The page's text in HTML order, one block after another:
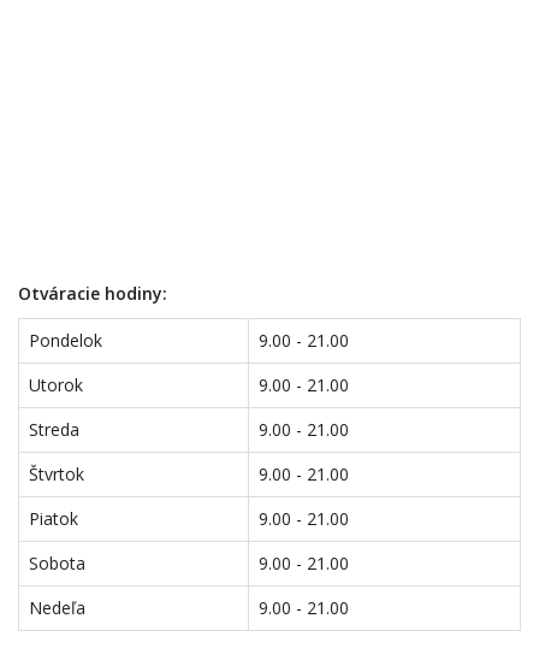
Otváracie hodiny:
Pondelok
9.00 - 21.00
Utorok
9.00 - 21.00
Streda
9.00 - 21.00
Štvrtok
9.00 - 21.00
Piatok
9.00 - 21.00
Sobota
9.00 - 21.00
Nedeľa
9.00 - 21.00